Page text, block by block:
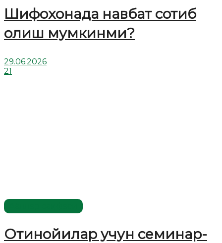
Шифохонада навбат сотиб
олиш мумкинми?
29.06.2026
21
Отинойилар учун семинар-